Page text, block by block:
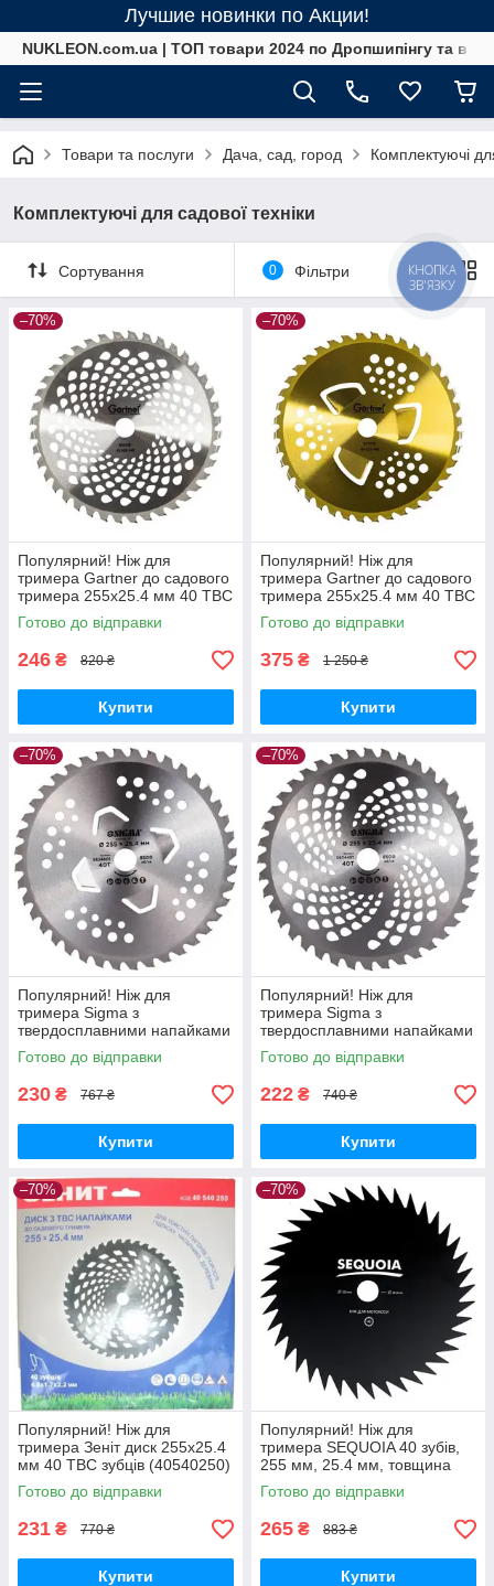
Лучшие новинки по Акции!
NUKLEON.com.ua | ТОП товари 2024 по Дропшипінгу та в
Товари та послуги Дача, сад, город Комплектуючі
Комплектуючі для садової техніки
Сортування 0 Фільтри
–70%
Популярний! Ніж для
тримера Gartner до садового
тримера 255х25.4 мм 40 ТВС
зубців (40020445) - Краща
якість тільки на
Готово до відправки
246 ₴ 820 ₴
Купити
–70%
Популярний! Ніж для
тримера Gartner до садового
тримера 255х25.4 мм 40 ТВС
зубців, 3 підрізні ло
(40023448) - Краща якість
Готово до відправки
375 ₴ 1 250 ₴
Купити
–70%
Популярний! Ніж для
тримера Sigma з
твердосплавними напайками
255x25.4мм 40Т 4 підрізні
лопаті (5624601) - Краща
Готово до відправки
230 ₴ 767 ₴
Купити
–70%
Популярний! Ніж для
тримера Sigma з
твердосплавними напайками
255x25.4мм 40Т (5624491) -
Краща якість тільки на
Готово до відправки
222 ₴ 740 ₴
Купити
–70%
Популярний! Ніж для
тримера Зеніт диск 255х25.4
мм 40 ТВС зубців (40540250)
- Краща якість тільки на
Nukleon.com.ua
Готово до відправки
231 ₴ 770 ₴
Купити
–70%
Популярний! Ніж для
тримера SEQUOIA 40 зубів,
255 мм, 25.4 мм, товщина
1.6 мм (GB40T-255) - Краща
якість тільки на
Готово до відправки
265 ₴ 883 ₴
Купити
КНОПКА
ЗВ'ЯЗКУ